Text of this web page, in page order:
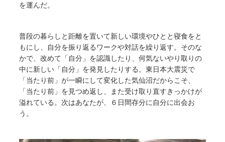
を運んだ。
普段の暮らしと距離を置いて新しい環境やひとと寝食をと
もにし、自分を振り返るワークや対話を繰り返す。そのな
かで、改めて「自分」を認識したり、何気ないやり取りの
中に新しい「自分」を発見したりする。東日本大震災で
「当たり前」が一瞬にして変化した気仙沼だからこそ、
「当たり前」を見つめ返し、また受け取り直すきっかけが
溢れている。次はあなたが、６日間存分に自分に出会お
う。